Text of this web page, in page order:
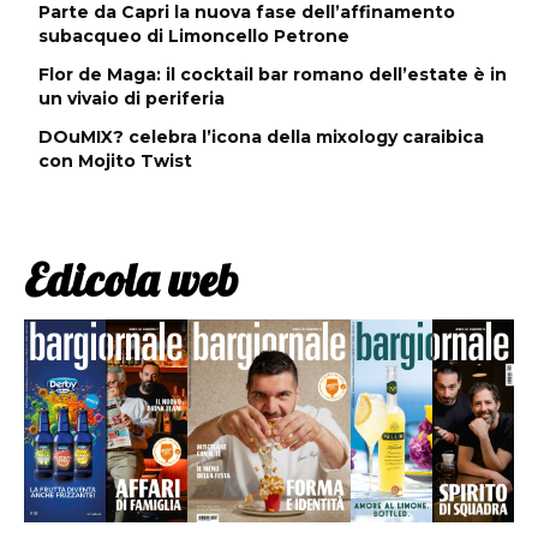
Parte da Capri la nuova fase dell’affinamento
subacqueo di Limoncello Petrone
Flor de Maga: il cocktail bar romano dell’estate è in
un vivaio di periferia
DOuMIX? celebra l’icona della mixology caraibica
con Mojito Twist
Edicola web